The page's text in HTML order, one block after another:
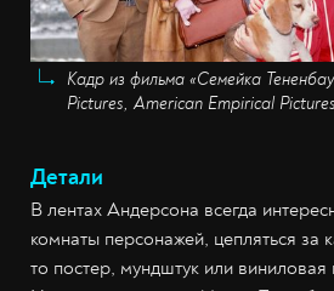
Кадр из фильма «Семейка
Pictures, American Empirical Pictures
Детали
В лентах Андерсона всегда
комнаты персонажей, цепляться за
то постер, мундштук или виниловая